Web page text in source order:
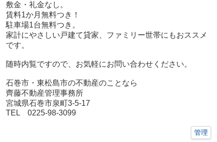
敷金・礼金なし。
賃料1か月無料つき！
駐車場1台無料つき。
家計にやさしい戸建て貸家、ファミリー世帯にもおススメ
です。
随時内覧ですので、お気軽にお問い合わせください。
石巻市・東松島市の不動産のことなら
齊藤不動産管理事務所
宮城県石巻市泉町3-5-17
TEL 0225-98-3099
管理